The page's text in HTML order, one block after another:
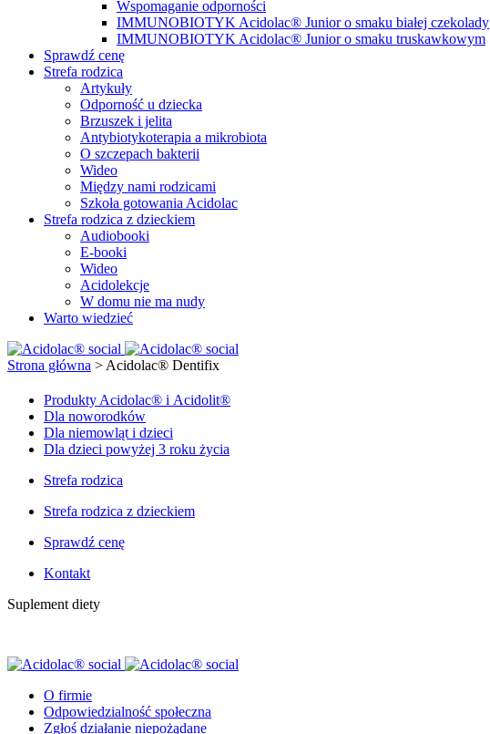
Wspomaganie odporności
IMMUNOBIOTYK Acidolac® Junior o smaku białej czekolady
IMMUNOBIOTYK Acidolac® Junior o smaku truskawkowym
Sprawdź cenę
Strefa rodzica
Artykuły
Odporność u dziecka
Brzuszek i jelita
Antybiotykoterapia a mikrobiota
O szczepach bakterii
Wideo
Między nami rodzicami
Szkoła gotowania Acidolac
Strefa rodzica z dzieckiem
Audiobooki
E-booki
Wideo
Acidolekcje
W domu nie ma nudy
Warto wiedzieć
Strona główna > Acidolac® Dentifix
Produkty Acidolac® i Acidolit®
Dla noworodków
Dla niemowląt i dzieci
Dla dzieci powyżej 3 roku życia
Strefa rodzica
Strefa rodzica z dzieckiem
Sprawdź cenę
Kontakt
Suplement diety
O firmie
Odpowiedzialność społeczna
Zgłoś działanie niepożądane